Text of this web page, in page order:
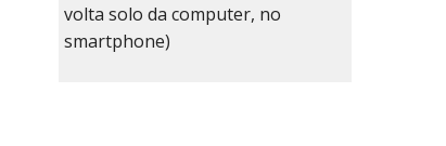
volta solo da computer, no
smartphone)